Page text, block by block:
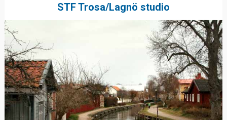
STF Trosa/Lagnö studio